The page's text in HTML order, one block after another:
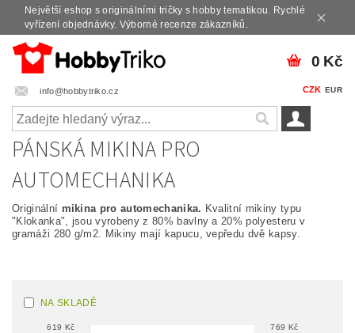
Největší eshop s originálními tričky s hobby tematikou. Rychlé
vyřízení objednávky. Výborné recenze zákazníků.
info@hobbytriko.cz CZK EUR
0 Kč
PÁNSKÁ MIKINA PRO
AUTOMECHANIKA
Originální mikina pro automechanika. Kvalitní mikiny typu
"Klokanka", jsou vyrobeny z 80% bavlny a 20% polyesteru v
gramáži 280 g/m2. Mikiny mají kapucu, vepředu dvě kapsy.
NA SKLADĚ
619 Kč 769 Kč